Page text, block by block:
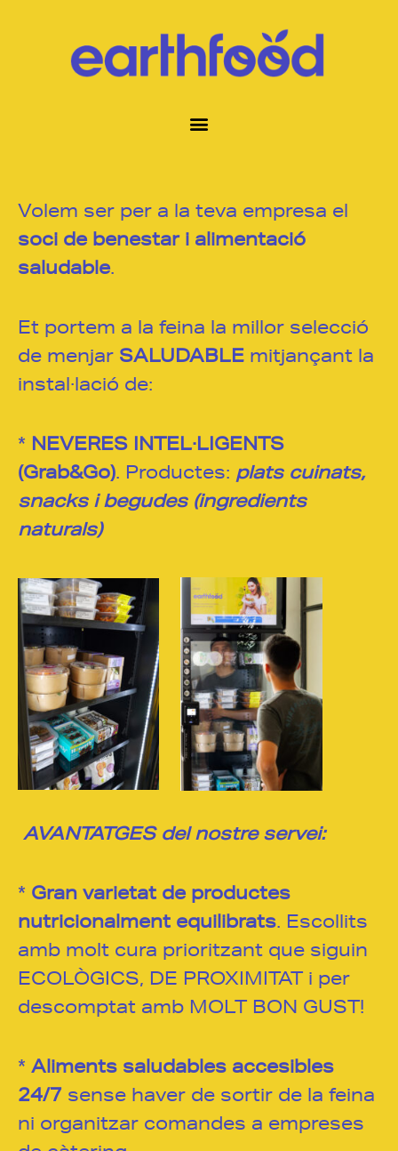
Volem ser per a la teva empresa el
soci de benestar i alimentació
saludable.
Et portem a la feina la millor selecció
de menjar SALUDABLE mitjançant la
instal·lació de:
* NEVERES INTEL·LIGENTS
(Grab&Go). Productes: platscuinats,
snacks i begudes (ingredients
naturals)
AVANTATGES del nostre servei:
* Gran varietat de productes
nutricionalment equilibrats. Escollits
amb molt cura prioritzant que siguin
ECOLÒGICS, DE PROXIMITAT i per
descomptat amb MOLT BON GUST!
* Aliments saludables accesibles
24/7 sense haver de sortir de la feina
ni organitzar comandes a empreses